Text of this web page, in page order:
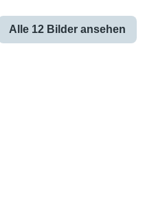
Alle 12 Bilder ansehen